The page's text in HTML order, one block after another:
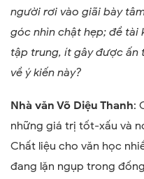
người rơi vào giãi bày
góc nhìn chật hẹp; đề tài
tập trung, ít gây được ấn
về ý kiến này?
Nhà văn Võ Diệu Thanh:
những giá trị tốt-xấu và
Chất liệu cho văn học
đang lặn ngụp trong